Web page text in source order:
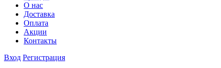
О нас
Доставка
Оплата
Акции
Контакты
Вход Регистрация